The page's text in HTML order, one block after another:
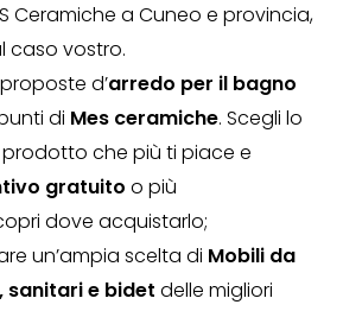
Ceramiche a Cuneo e provincia,
caso vostro.
d’arredo per il bagno
di Mes ceramiche. Scegli lo
prodotto che più ti piace e
gratuito o più
dove acquistarlo;
un’ampia scelta di Mobili da
sanitari e bidet delle migliori